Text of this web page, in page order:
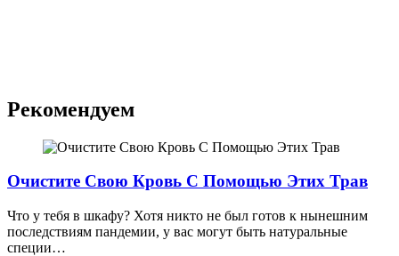
Рекомендуем
Очистите Свою Кровь С Помощью Этих Трав
Что у тебя в шкафу? Хотя никто не был готов к нынешним
последствиям пандемии, у вас могут быть натуральные
специи…